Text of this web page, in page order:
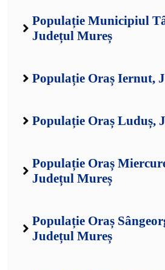
Populație Municipiul
Județul Mureș
Populație Oraș Iernut,
Populație Oraș Luduș,
Populație Oraș
Județul Mureș
Populație Oraș
Județul Mureș